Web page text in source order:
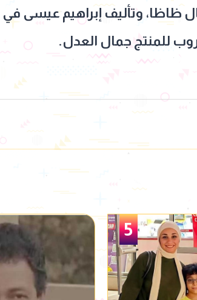
ظاظا، وتأليف إبراهيم عيسى في
للمنتج جمال العدل.
6